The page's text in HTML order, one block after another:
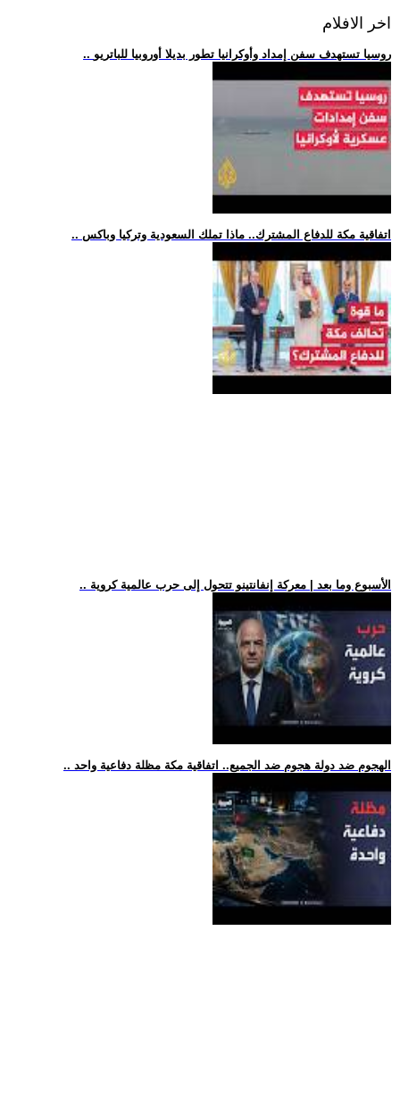
اخر الافلام
.. روسيا تستهدف سفن إمداد وأوكرانيا تطور بديلا أوروبيا للباتريو
.. اتفاقية مكة للدفاع المشترك.. ماذا تملك السعودية وتركيا وباكس
.. الأسبوع وما بعد | معركة إنفانتينو تتحول إلى حرب عالمية كروية
.. الهجوم ضد دولة هجوم ضد الجميع.. اتفاقية مكة مظلة دفاعية واحد